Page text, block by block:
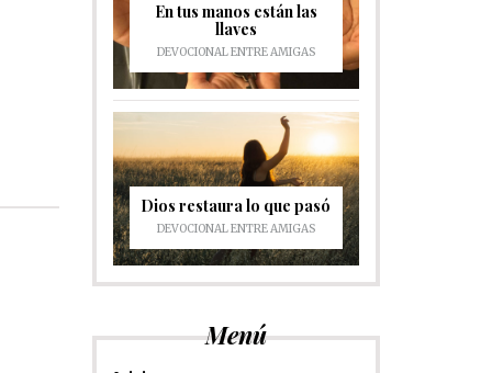
En tus manos están las
llaves
DEVOCIONAL ENTRE AMIGAS
Dios restaura lo que pasó
DEVOCIONAL ENTRE AMIGAS
Menú